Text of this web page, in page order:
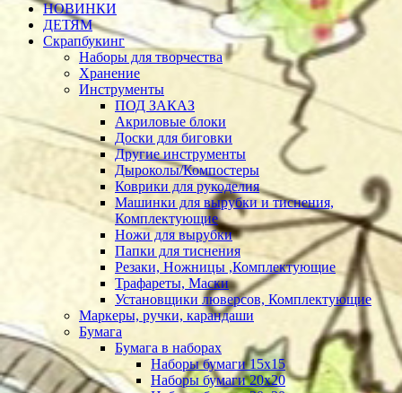
НОВИНКИ
ДЕТЯМ
Скрапбукинг
Наборы для творчества
Хранение
Инструменты
ПОД ЗАКАЗ
Акриловые блоки
Доски для биговки
Другие инструменты
Дыроколы/Компостеры
Коврики для рукоделия
Машинки для вырубки и тиснения,
Комплектующие
Ножи для вырубки
Папки для тиснения
Резаки, Ножницы ,Комплектующие
Трафареты, Маски
Установщики люверсов, Комплектующие
Маркеры, ручки, карандаши
Бумага
Бумага в наборах
Наборы бумаги 15х15
Наборы бумаги 20х20